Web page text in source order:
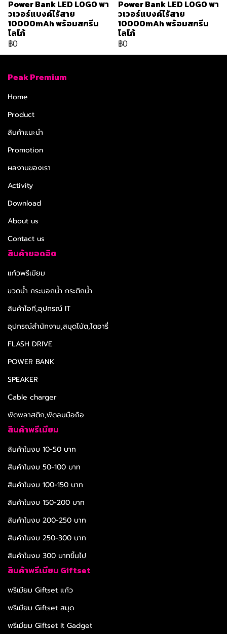
Power Bank LED LOGO พา
วเวอร์แบงค์ไร้สาย
10000mAh พร้อมสกรีน
โลโก้
฿0
Power Bank LED LOGO พา
วเวอร์แบงค์ไร้สาย
10000mAh พร้อมสกรีน
โลโก้
฿0
Peak Premium
Home
Product
สินค้าแนะนำ
Promotion
ผลงานของเรา
Activity
Download
About us
Contact us
สินค้ายอดฮิต
แก้วพรีเมียม
ขวดน้ำ กระบอกน้ำ กระติกน้ำ
สินค้าไอที,อุปกรณ์ IT
อุปกรณ์สำนักงาน,สมุดโน้ต,ไดอารี่
FLASH DRIVE
POWER BANK
SPEAKER
Cable charger
พัดพลาสติก,พัดลมมือถือ
สินค้าพรีเมียม
สินค้าในงบ 10-50 บาท
สินค้าในงบ 50-100 บาท
สินค้าในงบ 100-150 บาท
สินค้าในงบ 150-200 บาท
สินค้าในงบ 200-250 บาท
สินค้าในงบ 250-300 บาท
สินค้าในงบ 300 บาทขึ้นไป
สินค้าพรีเมียม Giftset
พรีเมียม Giftset แก้ว
พรีเมียม Giftset สมุด
พรีเมียม Giftset It Gadget